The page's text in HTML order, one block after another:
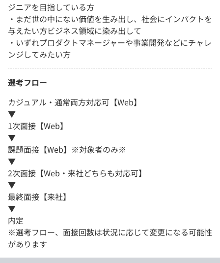
ジニアを目指している方
・まだ世の中にない価値を生み出し、社会にインパクトを
与えたい方ビジネス領域に染み出して
・いずれプロダクトマネージャーや事業開発などにチャレ
ンジしてみたい方
選考フロー
カジュアル・通常両方対応可【Web】
▼
1次面接【Web】
▼
課題面接【Web】※対象者のみ※
▼
2次面接【Web・来社どちらも対応可】
▼
最終面接【来社】
▼
内定
※選考フロー、面接回数は状況に応じて変更になる可能性
があります